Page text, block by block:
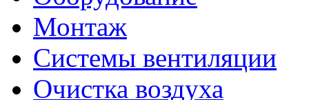
Монтаж
Системы вентиляции
Очистка воздуха